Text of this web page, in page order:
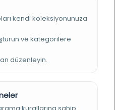
; 165x105, bb mm.
Belediyesi Kütüphaneleri
kendi koleksiyonunuza
ve kategorilere
düzenleyin.
kurallarına sahip